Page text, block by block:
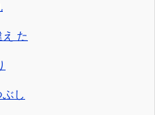
た
し